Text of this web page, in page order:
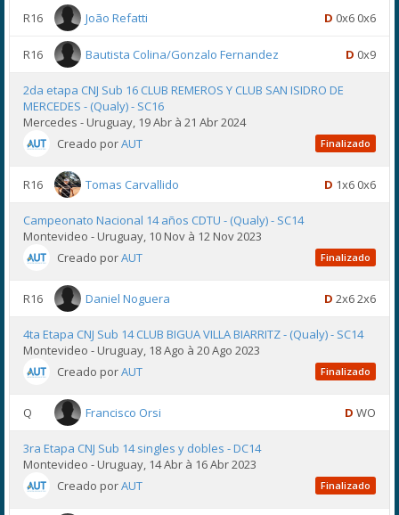
R16 João Refatti D 0x6 0x6
R16 Bautista Colina/Gonzalo Fernandez D 0x9
2da etapa CNJ Sub 16 CLUB REMEROS Y CLUB SAN ISIDRO DE
MERCEDES - (Qualy) - SC16
Mercedes - Uruguay, 19 Abr à 21 Abr 2024
Creado porAUT Finalizado
R16 Tomas Carvallido D 1x6 0x6
Campeonato Nacional 14 años CDTU - (Qualy) - SC14
Montevideo - Uruguay, 10 Nov à 12 Nov 2023
Creado porAUT Finalizado
R16 Daniel Noguera D 2x6 2x6
4ta Etapa CNJ Sub 14 CLUB BIGUA VILLA BIARRITZ - (Qualy) - SC14
Montevideo - Uruguay, 18 Ago à 20 Ago 2023
Creado porAUT Finalizado
Q Francisco Orsi D WO
3ra Etapa CNJ Sub 14 singles y dobles - DC14
Montevideo - Uruguay, 14 Abr à 16 Abr 2023
Creado porAUT Finalizado